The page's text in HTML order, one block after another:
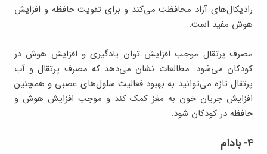
رادیکال‌های آزاد محافظت می‌کند و برای تقویت حافظه و افزایش
هوش مفید است.
مصرف پرتقال موجب افزایش توان یادگیری و افزایش هوش در
کودکان می‌شود. مطالعات نشان می‌دهد که مصرف پرتقال و آب
پرتقال تازه می‌توانید به بهبود فعالیت سلول‌های عصبی و همچنین
افزایش جریان خون به مغز کمک کند و موجب افزایش هوش و
حافظه در کودکان شود.
۴- بادام